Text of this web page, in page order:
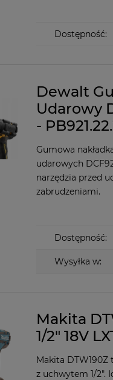
Dostępność:
Dewalt
Udarowy
-
Gumowa
udarowych
narzędzia przed
zabrudzeniami.
Dostępność:
Wysyłka w:
Makita
1/2" 18V
Makita
z uchwytem 1/2".